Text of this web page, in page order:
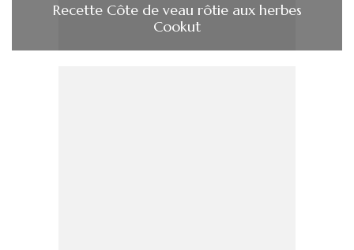
Recette Côte de veau rôtie aux herbes
Cookut